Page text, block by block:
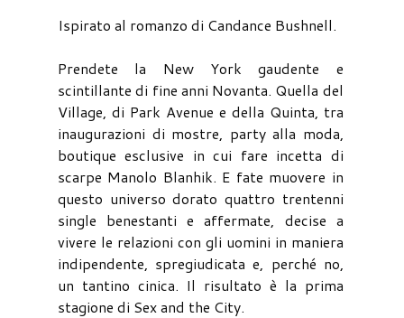
Ispirato al romanzo di Candance Bushnell.
Prendete la New York gaudente e
scintillante di fine anni Novanta. Quella del
Village, di Park Avenue e della Quinta, tra
inaugurazioni di mostre, party alla moda,
boutique esclusive in cui fare incetta di
scarpe Manolo Blanhik. E fate muovere in
questo universo dorato quattro trentenni
single benestanti e affermate, decise a
vivere le relazioni con gli uomini in maniera
indipendente, spregiudicata e, perché no,
un tantino cinica. Il risultato è la prima
stagione di Sex and the City.